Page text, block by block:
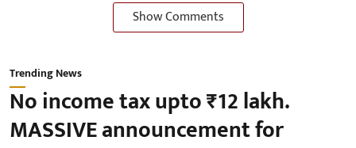
Show Comments
Trending News
No income tax upto ₹12 lakh.
MASSIVE announcement for